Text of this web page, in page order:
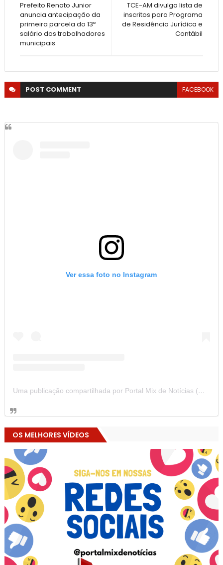
TCE-AM divulga lista de
inscritos para Programa
de Residência Jurídica e
Contábil
Prefeito Renato Junior
anuncia antecipação da
primeira parcela do 13º
salário dos trabalhadores
municipais
POST COMMENT FACEBOOK
Ver essa foto no Instagram
Uma publicação compartilhada por Portal Mix de Notícias (@portalmixdenoticias)
OS MELHORES VÍDEOS